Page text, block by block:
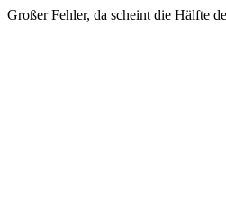
Großer Fehler, da scheint die Hälfte